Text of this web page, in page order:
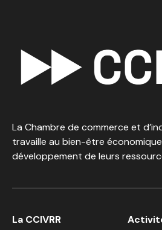
La Chambre de commerce et
travaille au bien-être
développement de leurs
La CCIVRR